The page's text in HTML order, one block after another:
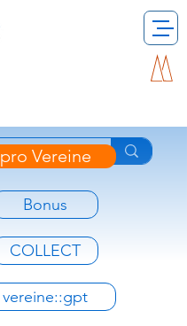
pro Vereine
Bonus
COLLECT
vereine::gpt